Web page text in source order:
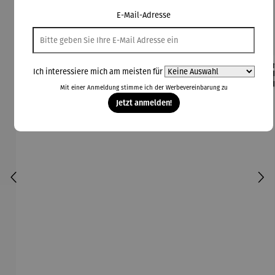
Kunden kauften auch
Derzeit vergriffen
30% gespartRabatt
E-Mail-Adresse
Ich interessiere mich am meisten für
Mit einer Anmeldung stimme ich der Werbevereinbarungzu
Jetzt anmelden!